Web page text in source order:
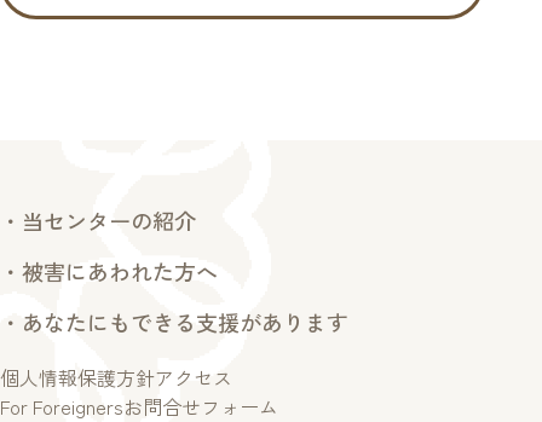
・当センターの紹介
・被害にあわれた方へ
・あなたにもできる支援があります
個人情報保護方針アクセス
For Foreignersお問合せフォーム